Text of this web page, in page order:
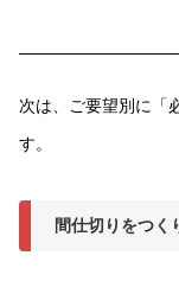
次は、ご要望別に「
す。
間仕切りをつく